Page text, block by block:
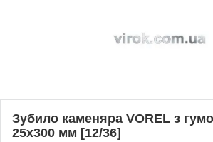
Зубило каменяра VOREL з
25x300 мм [12/36]